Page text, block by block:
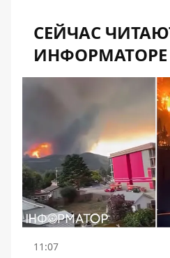
СЕЙЧАС
ИНФОРМАТОРЕ
11:07